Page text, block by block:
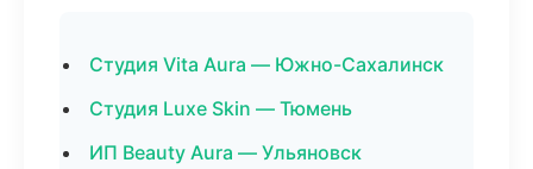
Студия Vita Aura — Южно-Сахалинск
Студия Luxe Skin — Тюмень
ИП Beauty Aura — Ульяновск